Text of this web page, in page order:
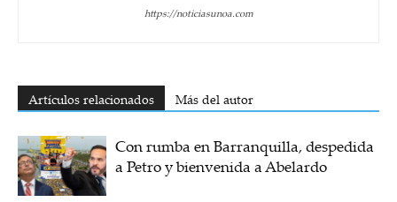
https://noticiasunoa.com
Artículos relacionados Más del autor
Con rumba en Barranquilla, despedida
a Petro y bienvenida a Abelardo